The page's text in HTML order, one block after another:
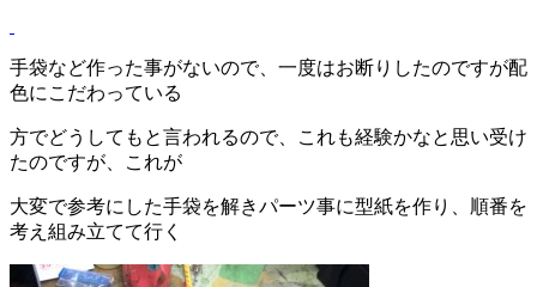
手袋など作った事がないので、一度はお断りしたのですが配
色にこだわっている
方でどうしてもと言われるので、これも経験かなと思い受け
たのですが、これが
大変で参考にした手袋を解きパーツ事に型紙を作り、順番を
考え組み立てて行く